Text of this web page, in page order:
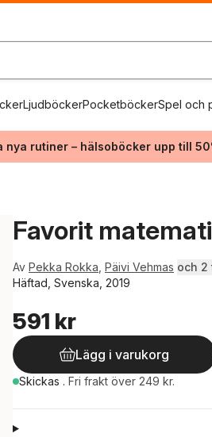
LjudböckerPocketböckerSpel och
nya rutiner – hälsoböcker upp till
Favorit
Av Pekka Rokka Päivi Vehmas och 2
Häftad, Svenska, 2019
591 kr
Lägg i varukorg
Skickas . Fri frakt över 249 kr.